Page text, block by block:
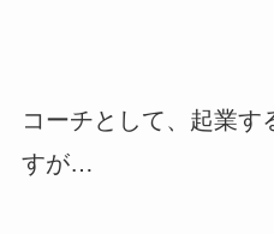
コーチとして、起業す
すが…